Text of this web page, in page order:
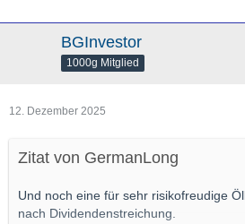
BGInvestor
1000g Mitglied
12. Dezember 2025
Zitat von GermanLong
Und noch eine für sehr risikofreudige
nach Dividendenstreichung.